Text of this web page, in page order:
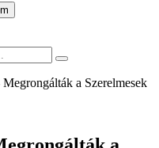
a Szerelmesek